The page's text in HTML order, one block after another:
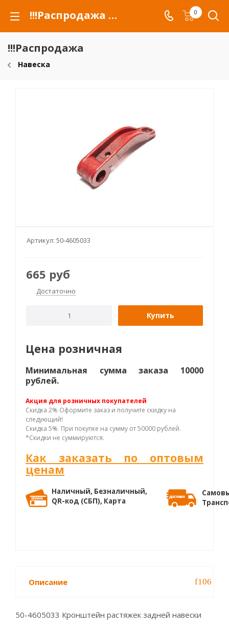
!!!Распродажа для автомобилей российских марок и сельхозтехники 0
!!!Распродажа
Навеска
Артикул: 50-4605033
665 руб
Достаточно
Купить
Цена розничная
Минимальная сумма заказа 10000
рублей.
Акция для розничных покупателей
Скидка 2% Оформите заказ и получите скидку на
следующий!
Скидка 5% При покупке на сумму от 50000 рублей.
*Скидки не суммируются.
Как заказать по оптовым
ценам
Наличный, Безналичный,
QR-код (СБП), Карта
Описание
50-4605033 Кронштейн раcтяжек задней навески